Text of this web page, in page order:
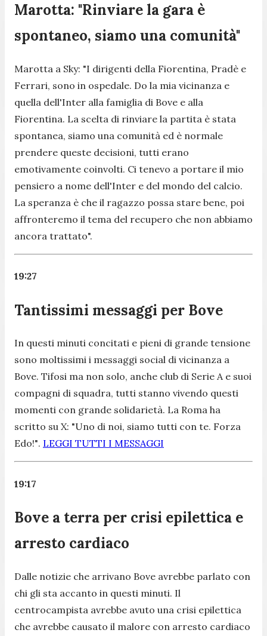
Marotta: "Rinviare la gara è
spontaneo, siamo una comunità"
Marotta a Sky: "I dirigenti della Fiorentina, Pradè e
Ferrari, sono in ospedale. Do la mia vicinanza e
quella dell'Inter alla famiglia di Bove e alla
Fiorentina. La scelta di rinviare la partita è stata
spontanea, siamo una comunità ed è normale
prendere queste decisioni, tutti erano
emotivamente coinvolti. Ci tenevo a portare il mio
pensiero a nome dell'Inter e del mondo del calcio.
La speranza è che il ragazzo possa stare bene, poi
affronteremo il tema del recupero che non abbiamo
ancora trattato".
19:27
Tantissimi messaggi per Bove
In questi minuti concitati e pieni di grande tensione
sono moltissimi i messaggi social di vicinanza a
Bove. Tifosi ma non solo, anche club di Serie A e suoi
compagni di squadra, tutti stanno vivendo questi
momenti con grande solidarietà. La Roma ha
scritto su X: "Uno di noi, siamo tutti con te. Forza
Edo!". LEGGI TUTTI I MESSAGGI
19:17
Bove a terra per crisi epilettica e
arresto cardiaco
Dalle notizie che arrivano Bove avrebbe parlato con
chi gli sta accanto in questi minuti. Il
centrocampista avrebbe avuto una crisi epilettica
che avrebbe causato il malore con arresto cardiaco